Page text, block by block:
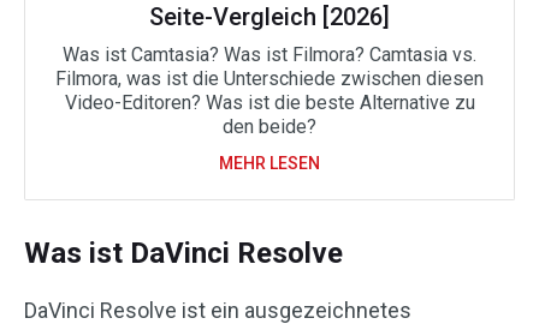
Seite-Vergleich [2026]
Was ist Camtasia? Was ist Filmora? Camtasia vs.
Filmora, was ist die Unterschiede zwischen diesen
Video-Editoren? Was ist die beste Alternative zu
den beide?
MEHR LESEN
Was ist DaVinci Resolve
DaVinci Resolve ist ein ausgezeichnetes